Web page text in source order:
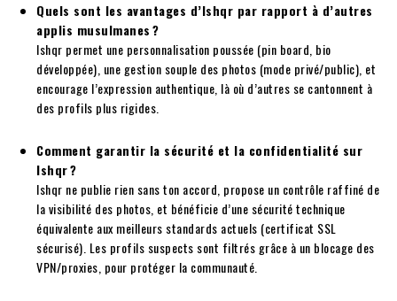
Quels sont les avantages d’Ishqr par rapport à d’autres
applis musulmanes ?
Ishqr permet une personnalisation poussée (pin board, bio
développée), une gestion souple des photos (mode privé/public), et
encourage l’expression authentique, là où d’autres se cantonnent à
des profils plus rigides.
Comment garantir la sécurité et la confidentialité sur
Ishqr ?
Ishqr ne publie rien sans ton accord, propose un contrôle raffiné de
la visibilité des photos, et bénéficie d’une sécurité technique
équivalente aux meilleurs standards actuels (certificat SSL
sécurisé). Les profils suspects sont filtrés grâce à un blocage des
VPN/proxies, pour protéger la communauté.